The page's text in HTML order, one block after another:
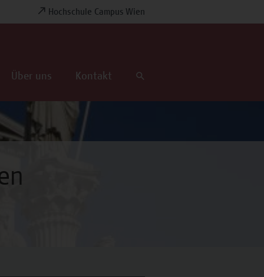
Hochschule Campus Wien
Über uns Kontakt